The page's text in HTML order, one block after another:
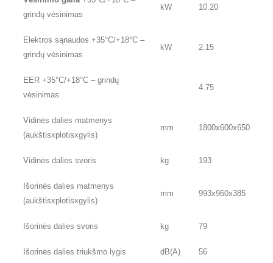
grindų vėsinimas
kW 10.20
Elektros sąnaudos +35°C/+18°C –
grindų vėsinimas
kW 2.15
EER +35°C/+18°C – grindų
vėsinimas
4.75
Vidinės dalies matmenys
(aukštisxplotisxgylis)
mm 1800x600x650
Vidinės dalies svoris kg 193
Išorinės dalies matmenys
(aukštisxplotisxgylis)
mm 993x960x385
Išorinės dalies svoris kg 79
Išorinės dalies triukšmo lygis dB(A) 56